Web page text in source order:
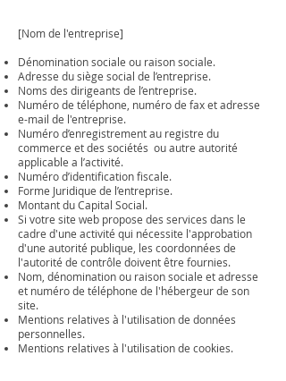
[Nom de l'entreprise]
Dénomination sociale ou raison sociale.
Adresse du siège social de l’entreprise.
Noms des dirigeants de l’entreprise.
Numéro de téléphone, numéro de fax et adresse
e-mail de l'entreprise.
Numéro d’enregistrement au registre du
commerce et des sociétés ou autre autorité
applicable a l’activité.
Numéro d’identification fiscale.
Forme Juridique de l’entreprise.
Montant du Capital Social.
Si votre site web propose des services dans le
cadre d'une activité qui nécessite l'approbation
d'une autorité publique, les coordonnées de
l'autorité de contrôle doivent être fournies. ​​​
Nom, dénomination ou raison sociale et adresse
et numéro de téléphone de l'hébergeur de son
site.
Mentions relatives à l'utilisation de données
personnelles.
Mentions relatives à l'utilisation de cookies.